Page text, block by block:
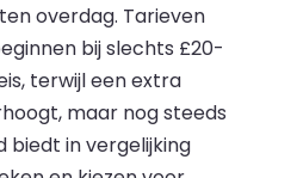
overdag. Tarieven
bij slechts £20-
terwijl een extra
maar nog steeds
biedt in vergelijking